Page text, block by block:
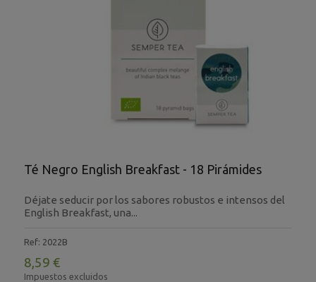
Té Negro English Breakfast - 18 Pirámides
Déjate seducir por los sabores robustos e intensos del
English Breakfast, una...
Ref: 2022B
8,59 €
Impuestos excluidos